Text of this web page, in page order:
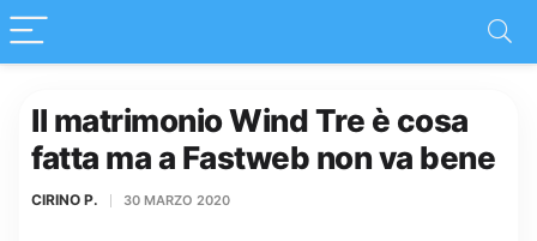
Il matrimonio Wind Tre è cosa
fatta ma a Fastweb non va bene
CIRINO P. 30 MARZO 2020